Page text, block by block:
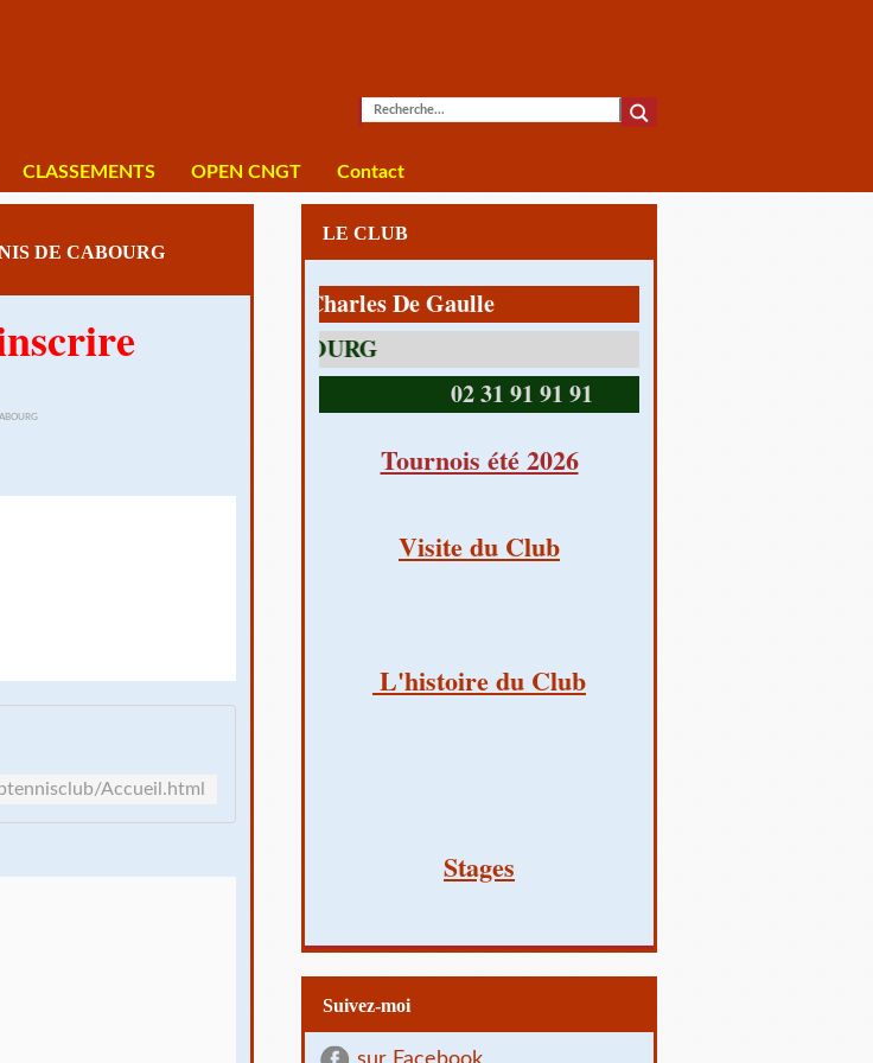
CLASSEMENTS OPEN CNGT Contact
DE CABOURG
Accueil.html
LE CLUB
1 av Charles De Gaulle
02 31 91 91 91
Tournois été 2026
Visite du Club
L'histoire du Club
Stages
Suivez-moi
sur Facebook